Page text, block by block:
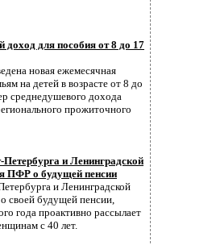
доход для пособия от 8 до 17
новая ежемесячная
на детей в возрасте от 8 до
среднедушевого дохода
прожиточного
и Ленинградской
ПФР о будущей пенсии
и Ленинградской
своей будущей пенсии,
года проактивно рассылает
с 40 лет.